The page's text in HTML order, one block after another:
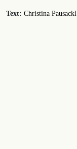
Text: Christina Pausackl